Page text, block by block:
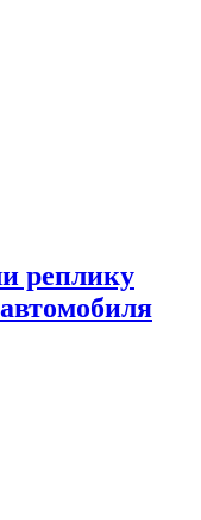
реплику